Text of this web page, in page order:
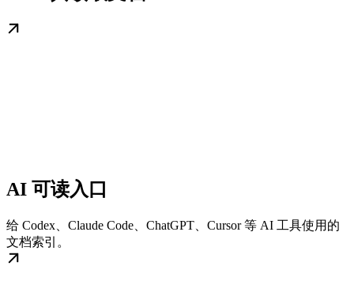
AI 可读入口
给 Codex、Claude Code、ChatGPT、Cursor 等 AI 工具使用的
文档索引。